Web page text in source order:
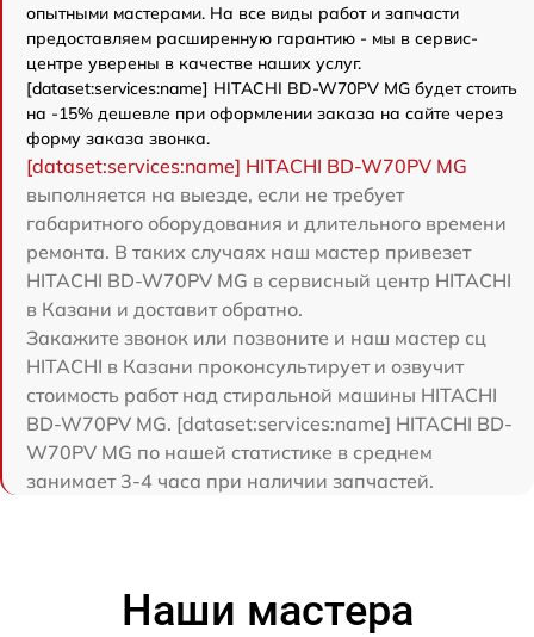
опытными мастерами. На все виды работ и запчасти
предоставляем расширенную гарантию - мы в сервис-
центре уверены в качестве наших услуг.
[dataset:services:name] HITACHI BD-W70PV MG будет стоить
на -15% дешевле при оформлении заказа на сайте через
форму заказа звонка.
[dataset:services:name] HITACHI BD-W70PV MG
выполняется на выезде, если не требует
габаритного оборудования и длительного времени
ремонта. В таких случаях наш мастер привезет
HITACHI BD-W70PV MG в сервисный центр HITACHI
в Казани и доставит обратно.
Закажите звонок или позвоните и наш мастер сц
HITACHI в Казани проконсультирует и озвучит
стоимость работ над стиральной машины HITACHI
BD-W70PV MG. [dataset:services:name] HITACHI BD-
W70PV MG по нашей статистике в среднем
занимает 3-4 часа при наличии запчастей.
Наши мастера